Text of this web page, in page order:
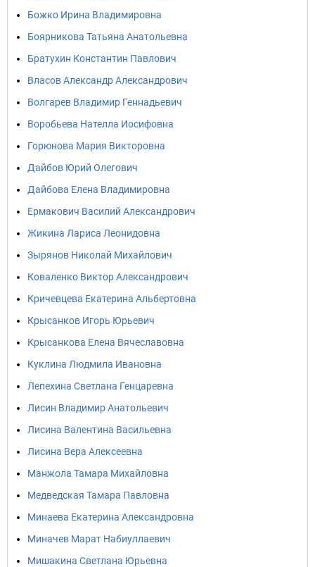
Божко Ирина Владимировна
Боярникова Татьяна Анатольевна
Братухин Константин Павлович
Власов Александр Александрович
Волгарев Владимир Геннадьевич
Воробьева Нателла Иосифовна
Горюнова Мария Викторовна
Дайбов Юрий Олегович
Дайбова Елена Владимировна
Ермакович Василий Александрович
Жикина Лариса Леонидовна
Зырянов Николай Михайлович
Коваленко Виктор Александрович
Кричевцева Екатерина Альбертовна
Крысанков Игорь Юрьевич
Крысанкова Елена Вячеславовна
Куклина Людмила Ивановна
Лепехина Светлана Генцаревна
Лисин Владимир Анатольевич
Лисина Валентина Васильевна
Лисина Вера Алексеевна
Манжола Тамара Михайловна
Медведская Тамара Павловна
Минаева Екатерина Александровна
Миначев Марат Набиуллаевич
Мишакина Светлана Юрьевна